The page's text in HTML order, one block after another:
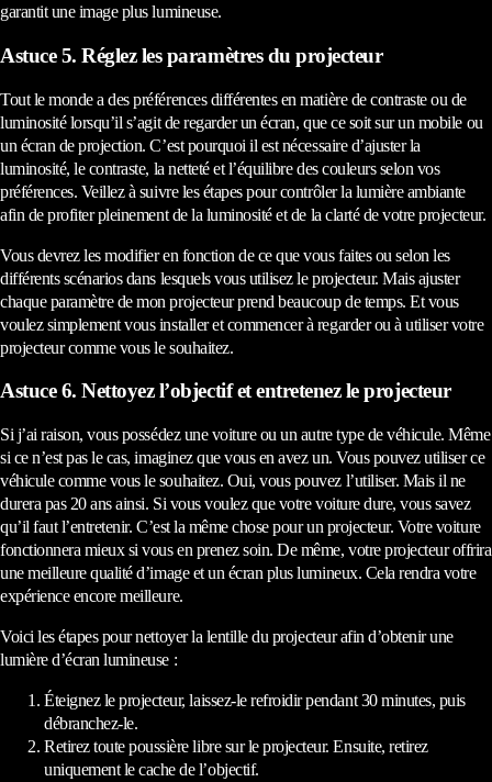
garantit une image plus lumineuse.
Astuce 5. Réglez les paramètres du projecteur
Tout le monde a des préférences différentes en matière de contraste ou de
luminosité lorsqu’il s’agit de regarder un écran, que ce soit sur un mobile ou
un écran de projection. C’est pourquoi il est nécessaire d’ajuster la
luminosité, le contraste, la netteté et l’équilibre des couleurs selon vos
préférences. Veillez à suivre les étapes pour contrôler la lumière ambiante
afin de profiter pleinement de la luminosité et de la clarté de votre projecteur.
Vous devrez les modifier en fonction de ce que vous faites ou selon les
différents scénarios dans lesquels vous utilisez le projecteur. Mais ajuster
chaque paramètre de mon projecteur prend beaucoup de temps. Et vous
voulez simplement vous installer et commencer à regarder ou à utiliser votre
projecteur comme vous le souhaitez.
Astuce 6. Nettoyez l’objectif et entretenez le projecteur
Si j’ai raison, vous possédez une voiture ou un autre type de véhicule. Même
si ce n’est pas le cas, imaginez que vous en avez un. Vous pouvez utiliser ce
véhicule comme vous le souhaitez. Oui, vous pouvez l’utiliser. Mais il ne
durera pas 20 ans ainsi. Si vous voulez que votre voiture dure, vous savez
qu’il faut l’entretenir. C’est la même chose pour un projecteur. Votre voiture
fonctionnera mieux si vous en prenez soin. De même, votre projecteur offrira
une meilleure qualité d’image et un écran plus lumineux. Cela rendra votre
expérience encore meilleure.
Voici les étapes pour nettoyer la lentille du projecteur afin d’obtenir une
lumière d’écran lumineuse :
Éteignez le projecteur, laissez-le refroidir pendant 30 minutes, puis
débranchez-le.
Retirez toute poussière libre sur le projecteur. Ensuite, retirez
uniquement le cache de l’objectif.